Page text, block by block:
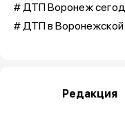
# ДТП Воронеж
# ДТП в Воронежской
Редакция